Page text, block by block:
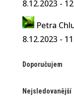
8.12.2023 -
Petra
8.12.2023 -
Doporučujem
Nejsledovanější